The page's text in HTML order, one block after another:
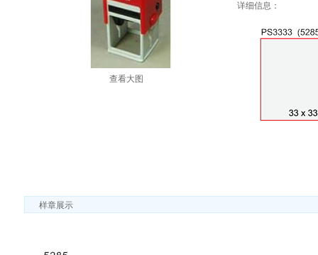
查看大图
详细信息：
样章展示